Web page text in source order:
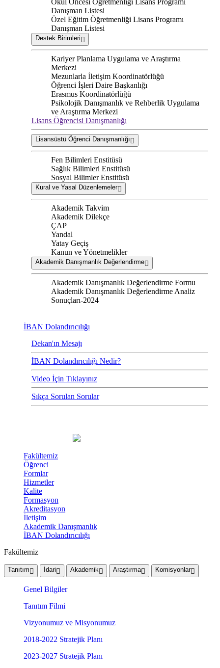
Okul Öncesi Öğretmenliği Lisans Programı
Danışman Listesi
Özel Eğitim Öğretmenliği Lisans Programı
Danışman Listesi
Destek Birimleri
Kariyer Planlama Uygulama ve Araştırma
Merkezi
Mezunlarla İletişim Koordinatörlüğü
Öğrenci İşleri Daire Başkanlığı
Erasmus Koordinatörlüğü
Psikolojik Danışmanlık ve Rehberlik Uygulama
ve Araştırma Merkezi
Lisans Öğrencisi Danışmanlığı
Lisansüstü Öğrenci Danışmanlığı
Fen Bilimleri Enstitüsü
Sağlık Bilimleri Enstitüsü
Sosyal Bilimler Enstitüsü
Kural ve Yasal Düzenlemeler
Akademik Takvim
Akademik Dilekçe
ÇAP
Yandal
Yatay Geçiş
Kanun ve Yönetmelikler
Akademik Danışmanlık Değerlendirme
Akademik Danışmanlık Değerlendirme Formu
Akademik Danışmanlık Değerlendirme Analiz
Sonuçları-2024
İBAN Dolandırıcılığı
Dekan'ın Mesajı
İBAN Dolandırıcılığı Nedir?
Video İçin Tıklayınız
Sıkça Sorulan Sorular
Fakültemiz
Öğrenci
Formlar
Hizmetler
Kalite
Formasyon
Akreditasyon
İletişim
Akademik Danışmanlık
İBAN Dolandırıcılığı
Fakültemiz
Tanıtım İdari Akademik Araştırma Komisyonlar
Genel Bilgiler
Tanıtım Filmi
Vizyonumuz ve Misyonumuz
2018-2022 Stratejik Planı
2023-2027 Stratejik Planı